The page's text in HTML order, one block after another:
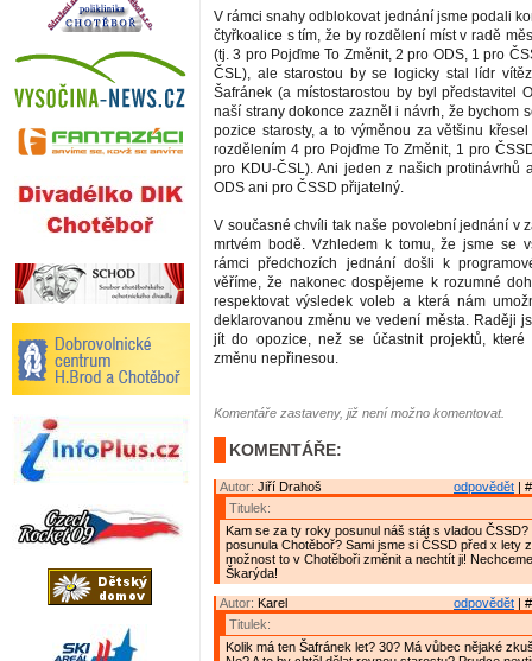
V rámci snahy odblokovat jednání jsme podali
čtyřkoalice s tím, že by rozdělení míst v radě
(tj. 3 pro Pojďme To Změnit, 2 pro ODS, 1 pro
ČSL), ale starostou by se logicky stal lídr
Šafránek (a místostarostou by byl představitel
naší strany dokonce zazněl i návrh, že bychom
pozice starosty, a to výměnou za většinu
rozdělením 4 pro Pojďme To Změnit, 1 pro
pro KDU-ČSL). Ani jeden z našich protinávrhů
ODS ani pro ČSSD přijatelný.
V současné chvíli tak naše povolební jednání v
mrtvém bodě. Vzhledem k tomu, že jsme se
rámci předchozích jednání došli k
věříme, že nakonec dospějeme k rozumné
respektovat výsledek voleb a která nám
deklarovanou změnu ve vedení města. Raději
jít do opozice, než se účastnit projektů, které
změnu nepřinesou.
Komentáře zastaveny, již není možno komentovat.
KOMENTÁŘE:
odpovědět |
Autor: Jiří Drahoš
Titulek:
Kam se za ty roky posunul náš stát s vladou ČSSD?
posunula Chotěboř? Sami jsme si ČSSD před x lety
možnost to v Chotěboři změnit a nechtít ji!
Škarýda!
odpovědět |
Autor: Karel
Titulek:
Kolik má ten Šafránek let? 30? Má vůbec nějaké